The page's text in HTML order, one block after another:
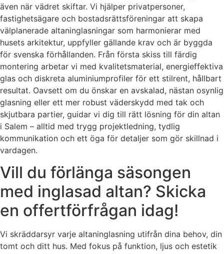
även när vädret skiftar. Vi hjälper privatpersoner,
fastighetsägare och bostadsrättsföreningar att skapa
välplanerade altaninglasningar som harmonierar med
husets arkitektur, uppfyller gällande krav och är byggda
för svenska förhållanden. Från första skiss till färdig
montering arbetar vi med kvalitetsmaterial, energieffektiva
glas och diskreta aluminiumprofiler för ett stilrent, hållbart
resultat. Oavsett om du önskar en avskalad, nästan osynlig
glasning eller ett mer robust väderskydd med tak och
skjutbara partier, guidar vi dig till rätt lösning för din altan
i Salem – alltid med trygg projektledning, tydlig
kommunikation och ett öga för detaljer som gör skillnad i
vardagen.
Vill du förlänga säsongen
med inglasad altan? Skicka
en offertförfrågan idag!
Vi skräddarsyr varje altaninglasning utifrån dina behov, din
tomt och ditt hus. Med fokus på funktion, ljus och estetik